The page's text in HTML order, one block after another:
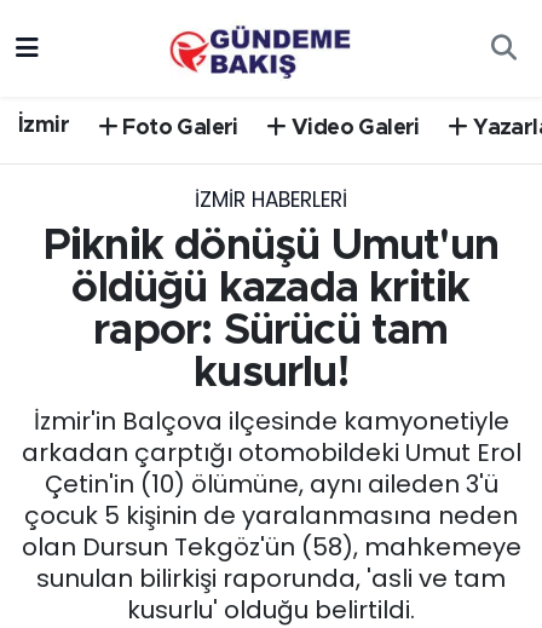
İzmir Foto Galeri Video Galeri
İZMIR HABERLERI
Piknik dönüşü Umut'un
öldüğü kazada kritik
rapor: Sürücü tam
kusurlu!
İzmir'in Balçova ilçesinde kamyonetiyle
arkadan çarptığı otomobildeki Umut Erol
Çetin'in (10) ölümüne, aynı aileden 3'ü
çocuk 5 kişinin de yaralanmasına neden
olan Dursun Tekgöz'ün (58), mahkemeye
sunulan bilirkişi raporunda, 'asli ve tam
kusurlu' olduğu belirtildi.
EGE
EĞİTİM
English News
GÜNCEL
KÜLTÜR SANAT
Trafik Durumu
Süper Lig Puan Durumu ve Fikstür
Tüm Manşetler
Haber Arşivi